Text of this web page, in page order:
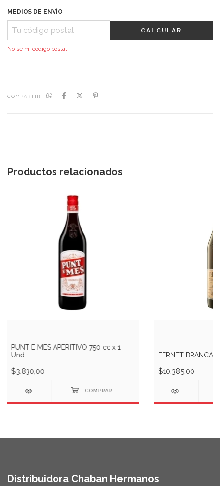
MEDIOS DE ENVÍO
CALCULAR
No sé mi código postal
COMPARTIR
Productos relacionados
PUNT E MES APERITIVO 750 cc x 1
Und
$3.830,00
FERNET BRANCA
$10.385,00
Distribuidora Chaban Hermanos